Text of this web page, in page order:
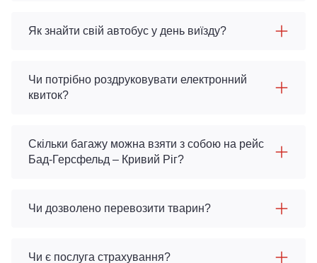
Як знайти свій автобус у день виїзду?
Чи потрібно роздруковувати електронний
квиток?
Скільки багажу можна взяти з собою на рейс
Бад-Герсфельд – Кривий Ріг?
Чи дозволено перевозити тварин?
Чи є послуга страхування?